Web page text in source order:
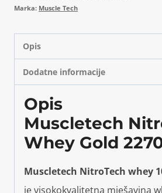
Marka: Muscle Tech
Opis
Dodatne informacije
Opis
Muscletech
Whey Gold
Muscletech NitroTech whey
je visokokvalitetna mješavina